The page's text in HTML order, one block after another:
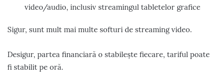
video/audio, inclusiv streamingul tabletelor grafice
Sigur, sunt mult mai multe softuri de streaming video.
Desigur, partea financiară o stabilește fiecare, tariful poate
fi stabilit pe oră.